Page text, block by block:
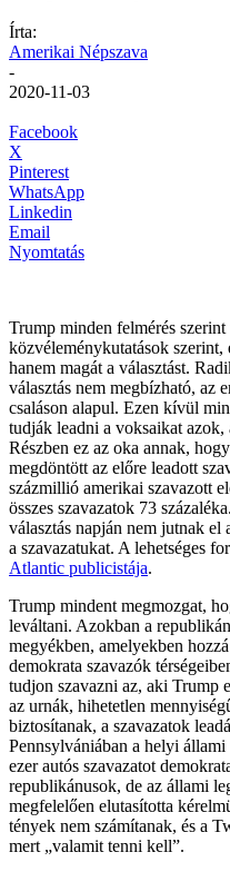
Írta:
Amerikai Népszava
-
2020-11-03
Facebook
X
Pinterest
WhatsApp
Linkedin
Email
Nyomtatás
Trump minden felmérés szerint
közvéleménykutatások szerint,
hanem magát a választást.
választás nem megbízható, az
csaláson alapul. Ezen kívül
tudják leadni a voksaikat azok,
Részben ez az oka annak,
megdöntött az előre leadott
százmillió amerikai szavazott
összes szavazatok 73
választás napján nem jutnak
a szavazatukat. A lehetséges
Atlantic publicistája.
Trump mindent megmozgat,
leváltani. Azokban a
megyékben, amelyekben
demokrata szavazók
tudjon szavazni az, aki Trump
az urnák, hihetetlen
biztosítanak, a szavazatok
Pennsylvániában a helyi
ezer autós szavazatot
republikánusok, de az állami
megfelelően elutasította
tények nem számítanak, és a
mert „valamit tenni kell”.